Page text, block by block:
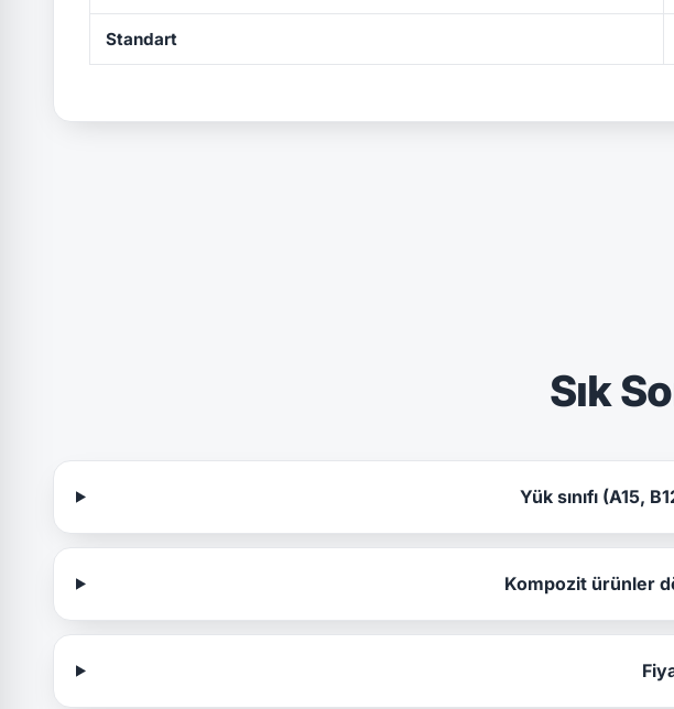
Standart
Sık
Yük sınıfı (A15,
Kompozit ürünler